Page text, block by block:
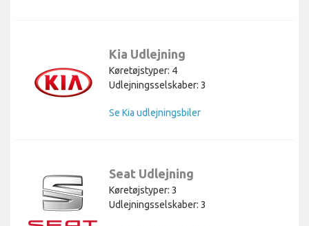
Kia Udlejning
Køretøjstyper: 4
Udlejningsselskaber: 3
Se Kia udlejningsbiler
Seat Udlejning
Køretøjstyper: 3
Udlejningsselskaber: 3